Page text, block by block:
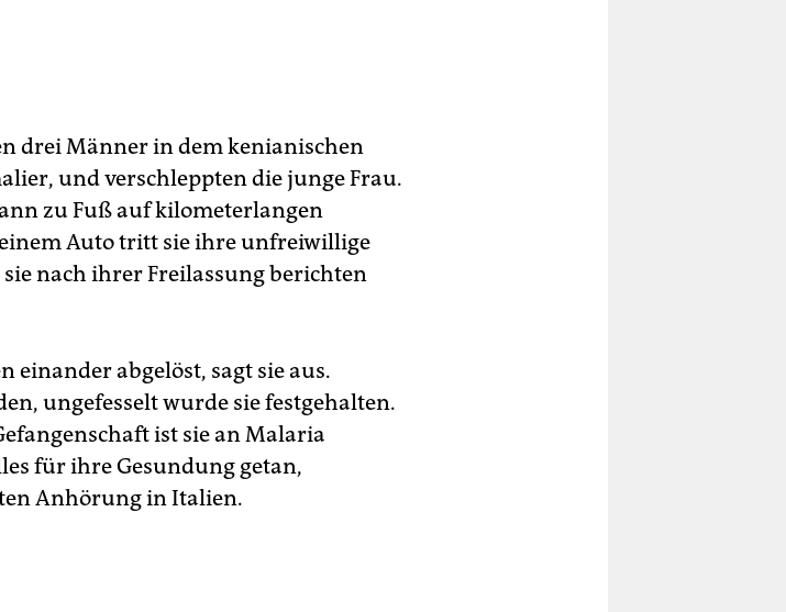
drei Männer in dem kenianischen
und verschleppten die junge Frau.
zu Fuß auf kilometerlangen
Auto tritt sie ihre unfreiwillige
sie nach ihrer Freilassung berichten
einander abgelöst, sagt sie aus.
ungefesselt wurde sie festgehalten.
ist sie an Malaria
für ihre Gesundung getan,
Anhörung in Italien.